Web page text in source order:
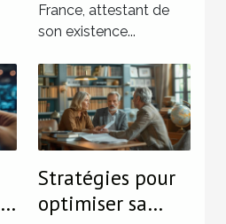
France, attestant de
son existence...
Stratégies pour
optimiser sa